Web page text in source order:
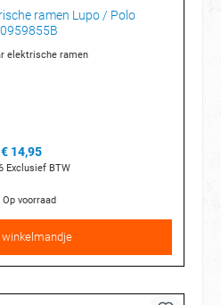
ramen Lupo / Polo
elektrische ramen
€ 14,95
Exclusief BTW
Op voorraad
winkelmandje